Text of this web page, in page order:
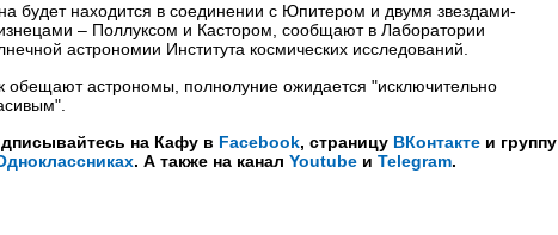
будет находится в соединении с Юпитером и двумя звездами-
– Поллуксом и Кастором, сообщают в Лаборатории
астрономии Института космических исследований.
обещают астрономы, полнолуние ожидается "исключительно
на Кафу в Facebook, страницу ВКонтакте и группу
. А также на канал Youtube и Telegram.